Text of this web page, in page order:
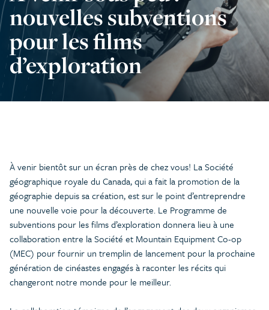
nouvelles subventions
pour les films
d’exploration
À venir bientôt sur un écran près de chez vous! La Société
géographique royale du Canada, qui a fait la promotion de la
géographie depuis sa création, est sur le point d’entreprendre
une nouvelle voie pour la découverte. Le Programme de
subventions pour les films d’exploration donnera lieu à une
collaboration entre la Société et Mountain Equipment Co-op
(MEC) pour fournir un tremplin de lancement pour la prochaine
génération de cinéastes engagés à raconter les récits qui
changeront notre monde pour le meilleur.